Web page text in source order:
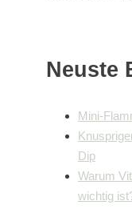
Neuste
Mini-
Dip
Warum
wichtig